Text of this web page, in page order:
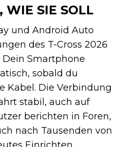
WIE SIE SOLL
und Android Auto
des T-Cross 2026
Smartphone
sobald du
Kabel. Die Verbindung
stabil, auch auf
berichten in Foren,
nach Tausenden von
Einrichten